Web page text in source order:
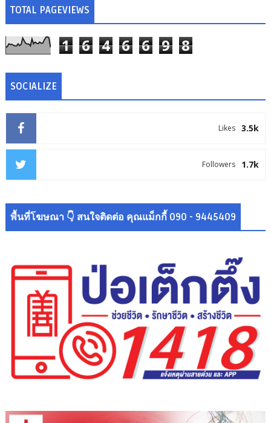
TOTAL PAGEVIEWS
1 6 4 6 6 9 8
SOCIALIZE
3.5k
Likes
1.7k
Followers
พื้นที่โฆษณา 👇 สนใจติดต่อ คุณแม็กกี้ 090 - 9445409